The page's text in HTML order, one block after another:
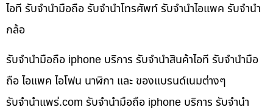
ไอที รับจำนำมือถือ รับจำนำโทรศัพท์ รับจำนำไอแพค รับจำนำ
กล้อ
รับจำนำมือถือ iphone บริการ รับจำนำสินค้าไอที รับจำนำมือ
ถือ ไอแพค ไอโฟน นาฬิกา และ ของแบรนด์เนมต่างๆ
รับจํานําแพร่.com รับจำนำมือถือ iphone บริการ รับจำนำ